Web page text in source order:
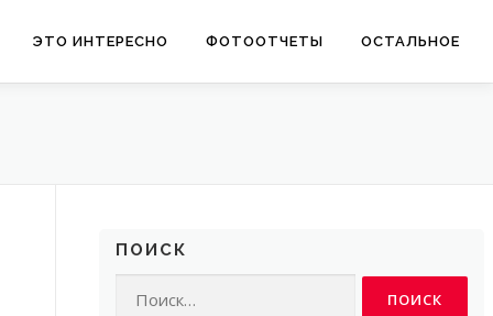
ЭТО ИНТЕРЕСНО ФОТООТЧЕТЫ ОСТАЛЬНОЕ
ПОИСК